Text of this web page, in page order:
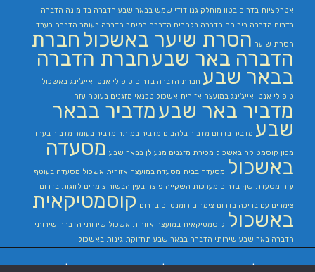
אטרקציות בדרום בטון מוחלק גנן דודי שמש בבאר שבע הדברה בדימונה הדברה
בדרום הדברה בירוחם הדברה בלהבים הדברה במיתר הדברה בעומר הדברה בערד
הסרת שיער הסרת שיער באשכול חברת
הדברה באר שבעחברת הדברה
בבאר שבע חברת הדברה בדרום טיפולי אנטי אייג'ינג באשכול
טיפולי אנטי אייג'ינג במועצה אזורית אשכול טכנאי מזגנים בעוטף עזה
מדביר באר שבעמדביר בבאר
שבע מדביר בדרום מדביר בלהבים מדביר במיתר מדביר בעומר מדביר בערד
מכון קוסמטיקה באשכול מכירת מזגנים מנעולן בבאר שבע מסעדה
באשכול מסעדה בבית מסעדה במועצה אזורית אשכול מסעדה בעוטף
עזה מסעדת שף בדרום מערכות השקייה פיצה בעין הבשור צימרים לזוגות בדרום
צימרים עם בריכה בדרום צימרים רומנטיים בדרום קוסמטיקאית
באשכול קוסמטיקאית במועצה אזורית אשכול שירותי הדברה שירותי
הדברה באר שבע שירותי הדברה בבאר שבע תחזוקת גינות באשכול